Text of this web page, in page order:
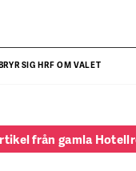
SIG HRF OM VALET
från gamla